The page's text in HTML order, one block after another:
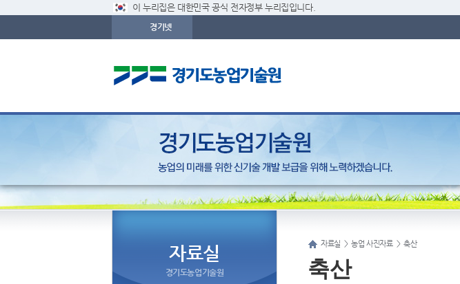
이 누리집은 대한민국 공식 전자정부 누리집입니다.
경기넷
자료실 > 농업 사진자료 > 축산
축산
경기도농업기술원
자료실